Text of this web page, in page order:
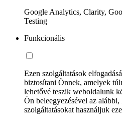
Google Analytics, Clarity,
Testing
Funkcionális
Ezen szolgáltatások
biztosítani Önnek, amelyek
lehetővé teszik weboldalunk
Ön beleegyezésével az
szolgáltatásokat használjuk